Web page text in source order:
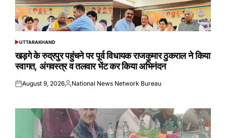
POSTED
UTTARAKHAND
खड़गे के रुद्रपुर पहुंचने पर पूर्व विधायक राजकुमार ठुकराल ने किया
स्वागत, अंगवस्त्र व तलवार भेंट कर किया अभिनंदन
Posted
August 9, 2026Posted
National News Network Bureau